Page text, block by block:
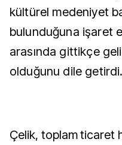
kültürel medeniyet
bulunduğuna işaret
arasında gittikçe
olduğunu dile getirdi.
Çelik, toplam ticaret